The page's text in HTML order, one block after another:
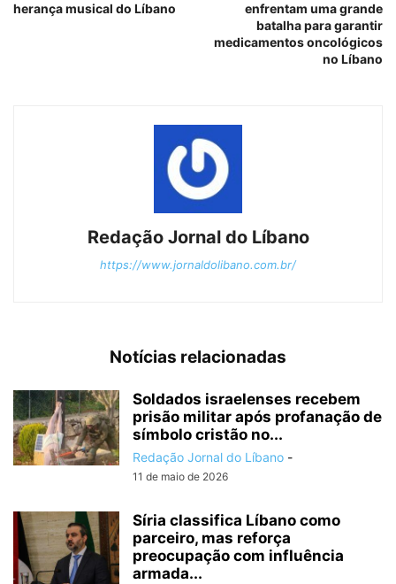
herança musical do Líbano
enfrentam uma grande
batalha para garantir
medicamentos oncológicos
no Líbano
Redação Jornal do Líbano
https://www.jornaldolibano.com.br/
Notícias relacionadas
Soldados israelenses recebem
prisão militar após profanação de
símbolo cristão no...
Redação Jornal do Líbano -
11 de maio de 2026
Síria classifica Líbano como
parceiro, mas reforça
preocupação com influência
armada...